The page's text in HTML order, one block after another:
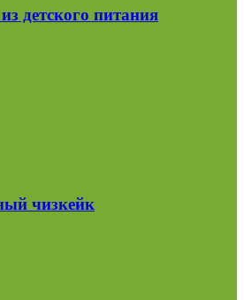
детского питания
чизкейк